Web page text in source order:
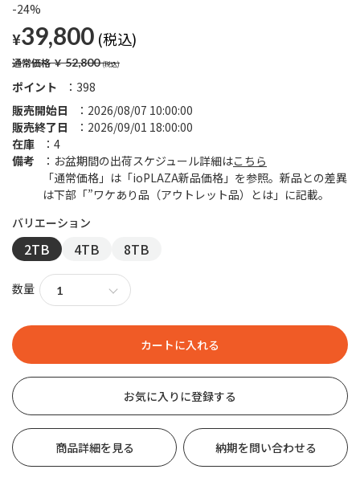
-24%
¥39,800
通常価格￥52,800
販売開始日
2026/08/07 10:00:00
販売終了日
2026/09/01 18:00:00
ポイント 398
在庫
4
備考
お盆期間の出荷スケジュール詳細はこちら
「通常価格」は「ioPLAZA新品価格」を参照。新品との差異
は下部「”ワケあり品（アウトレット品）とは」に記載。
2TB 4TB 8TB
数量
お気に入りに登録する
商品詳細を見る 納期を問い合わせる